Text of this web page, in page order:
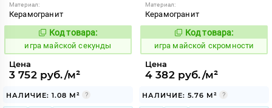
Материал:
Керамогранит
553337
Код товара:
игра майской секунды
Цена
3 752 руб./м²
НАЛИЧИЕ: 1.08 М²
Материал:
Керамогранит
553343
Код товара:
игра майской скромности
Цена
4 382 руб./м²
НАЛИЧИЕ: 5.76 М²